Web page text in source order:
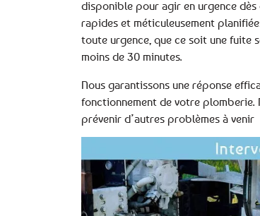
disponible pour agir en urgence dès
rapides et méticuleusement
toute urgence, que ce soit une fuite
moins de 30 minutes.
Nous garantissons une réponse
fonctionnement de votre plomberie.
prévenir d’autres problèmes à venir